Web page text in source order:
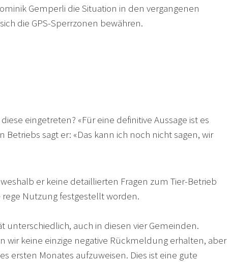
Gemperli die Situation in den vergangenen
die GPS-Sperrzonen bewähren.
eingetreten? «Für eine definitive Aussage ist es
sagt er: «Das kann ich noch nicht sagen, wir
er keine detaillierten Fragen zum Tier-Betrieb
Nutzung festgestellt worden.
unterschiedlich, auch in diesen vier Gemeinden.
wir keine einzige negative Rückmeldung erhalten, aber
ersten Monates aufzuweisen. Dies ist eine gute